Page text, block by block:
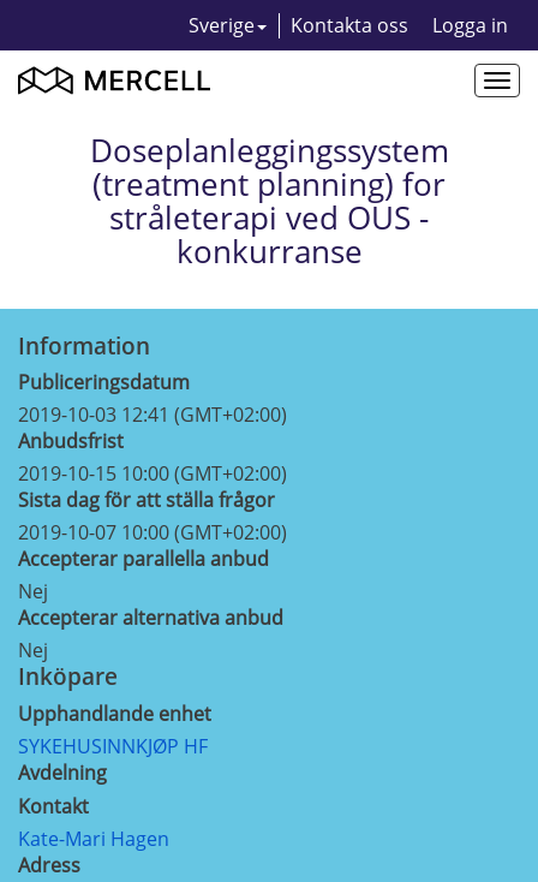
Sverige Kontakta oss Logga in
Doseplanleggingssystem
(treatment planning) for
stråleterapi ved OUS -
konkurranse
Information
Publiceringsdatum
2019-10-03 12:41 (GMT+02:00)
Anbudsfrist
2019-10-15 10:00 (GMT+02:00)
Sista dag för att ställa frågor
2019-10-07 10:00 (GMT+02:00)
Accepterar parallella anbud
Nej
Accepterar alternativa anbud
Nej
Inköpare
Upphandlande enhet
SYKEHUSINNKJØP HF
Avdelning
Kontakt
Kate-Mari Hagen
Adress